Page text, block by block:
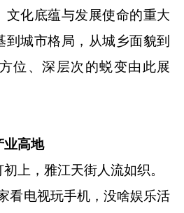
文化底蕴与发展使命的重大
城市格局，从城乡面貌到
位、深层次的蜕变由此展
业高地
，雅江天街人流如织。
电视玩手机，没啥娱乐活